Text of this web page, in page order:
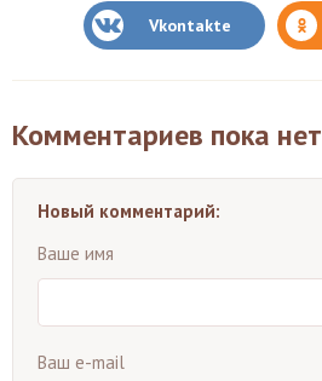
Vkontakte
Комментариев пока нет
Новый комментарий:
Ваше имя
Ваш e-mail